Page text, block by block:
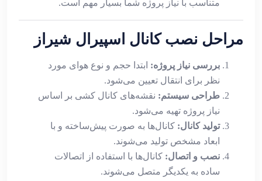
متناسب با نیاز پروژه شما بسیار مهم است.
مراحل نصب کانال اسپیرال شیراز
بررسی نیاز پروژه: ابتدا حجم و نوع هوای مورد
نظر برای انتقال تعیین می‌شود.
طراحی سیستم: نقشه‌های کانال کشی بر اساس
نیاز پروژه تهیه می‌شود.
تولید کانال: کانال‌ها به صورت پیش‌ساخته و با
ابعاد مشخص تولید می‌شوند.
نصب و اتصال: کانال‌ها با استفاده از اتصالات
ساده به یکدیگر متصل می‌شوند.